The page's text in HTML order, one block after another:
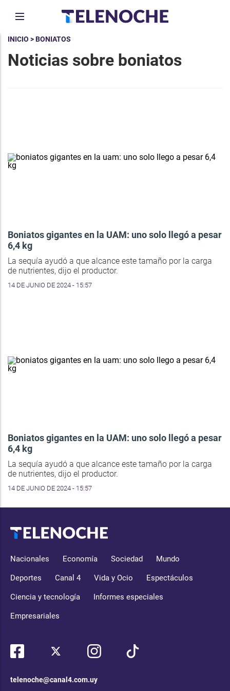
INICIO > BONIATOS
Noticias sobre boniatos
Boniatos gigantes en la UAM: uno solo llegó a pesar
6,4 kg
La sequía ayudó a que alcance este tamaño por la carga
de nutrientes, dijo el productor.
14 DE JUNIO DE 2024 - 15:57
Boniatos gigantes en la UAM: uno solo llegó a pesar
6,4 kg
La sequía ayudó a que alcance este tamaño por la carga
de nutrientes, dijo el productor.
14 DE JUNIO DE 2024 - 15:57
Nacionales Economía Sociedad Mundo
Deportes Canal 4 Vida y Ocio Espectáculos
Ciencia y tecnología Informes especiales
Empresariales
telenoche@canal4.com.uy